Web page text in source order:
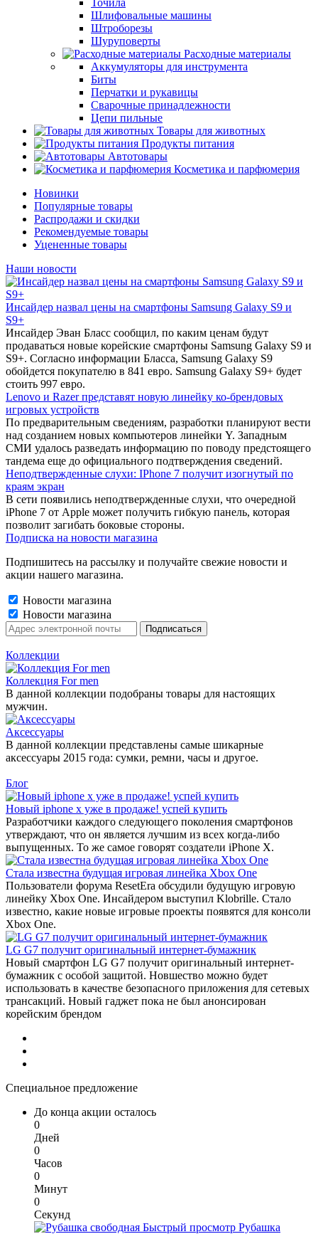
Точила
Шлифовальные машины
Штроборезы
Шуруповерты
Расходные материалы
Аккумуляторы для инструмента
Биты
Перчатки и рукавицы
Сварочные принадлежности
Цепи пильные
Товары для животных
Продукты питания
Автотовары
Косметика и парфюмерия
Новинки
Популярные товары
Распродажи и скидки
Рекомендуемые товары
Уцененные товары
Наши новости
Инсайдер назвал цены на смартфоны Samsung Galaxy S9 и
S9+
Инсайдер Эван Бласс сообщил, по каким ценам будут
продаваться новые корейские смартфоны Samsung Galaxy S9 и
S9+. Согласно информации Бласса, Samsung Galaxy S9
обойдется покупателю в 841 евро. Samsung Galaxy S9+ будет
стоить 997 евро.
Lenovo и Razer представят новую линейку ко-брендовых
игровых устройств
По предварительным сведениям, разработки планируют вести
над созданием новых компьютеров линейки Y. Западным
СМИ удалось разведать информацию по поводу предстоящего
тандема еще до официального подтверждения сведений.
Неподтвержденные слухи: IPhone 7 получит изогнутый по
краям экран
В сети появились неподтвержденные слухи, что очередной
iPhone 7 от Apple может получить гибкую панель, которая
позволит загибать боковые стороны.
Подписка на новости магазина
Подпишитесь на рассылку и получайте свежие новости и
акции нашего магазина.
Новости магазина
Новости магазина
Коллекции
Коллекция For men
В данной коллекции подобраны товары для настоящих
мужчин.
Аксессуары
В данной коллекции представлены самые шикарные
аксессуары 2015 года: сумки, ремни, часы и другое.
Блог
Новый iphone x уже в продаже! успей купить
Разработчики каждого следующего поколения смартфонов
утверждают, что он является лучшим из всех когда-либо
выпущенных. То же самое говорят создатели iPhone X.
Стала известна будущая игровая линейка Xbox One
Пользователи форума ResetEra обсудили будущую игровую
линейку Xbox One. Инсайдером выступил Klobrille. Стало
известно, какие новые игровые проекты появятся для консоли
Xbox One.
LG G7 получит оригинальный интернет-бумажник
Новый смартфон LG G7 получит оригинальный интернет-
бумажник с особой защитой. Новшество можно будет
использовать в качестве безопасного приложения для сетевых
трансакций. Новый гаджет пока не был анонсирован
корейским брендом
Специальное предложение
До конца акции осталось
0
Дней
0
Часов
0
Минут
0
Секунд
Быстрый просмотр Рубашка